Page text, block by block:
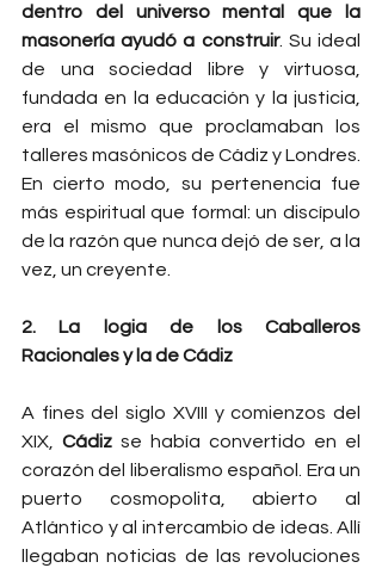
dentro del universo mental que la
masonería ayudó a construir. Su ideal
de una sociedad libre y virtuosa,
fundada en la educación y la justicia,
era el mismo que proclamaban los
talleres masónicos de Cádiz y Londres.
En cierto modo, su pertenencia fue
más espiritual que formal: un discípulo
de la razón que nunca dejó de ser, a la
vez, un creyente.
2. La logia de los Caballeros
Racionales y la de Cádiz
A fines del siglo XVIII y comienzos del
XIX, Cádiz se había convertido en el
corazón del liberalismo español. Era un
puerto cosmopolita, abierto al
Atlántico y al intercambio de ideas. Allí
llegaban noticias de las revoluciones